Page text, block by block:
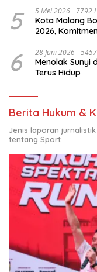
5 5 Mei 2026 7792
Kota Malang
2026,
6 28 Juni 2026
Menolak Sunyi
Terus Hidup
Berita Hukum &
Jenis laporan
tentang Sport